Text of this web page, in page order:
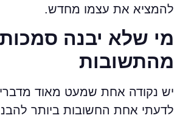
להמציא את עצמו מחדש.
מי שלא יבנה סמכות
מהתשובות
יש נקודה אחת שמעט מאוד